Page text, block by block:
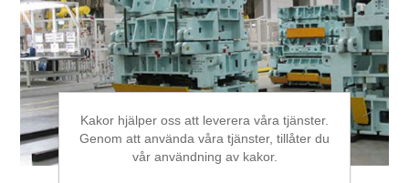
3D-svetsning
Bearbetning av stång, rör och profiler
Bearbetning av plåt och band
Kakor hjälper oss att leverera våra tjänster.
Genom att använda våra tjänster, tillåter du
vår användning av kakor.